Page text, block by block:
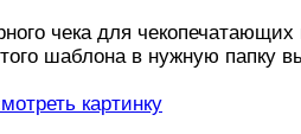
чека для
шаблона в нужную папку
картинку